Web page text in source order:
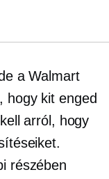
a Walmart
hogy kit enged
arról, hogy
részében